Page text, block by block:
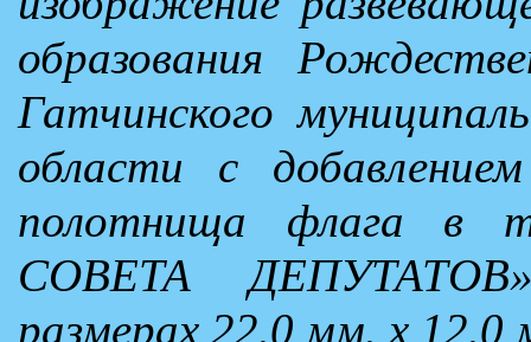
образования
Гатчинского
области с
полотнища флага в
СОВЕТА
размерах 22.0 мм. х 12.0